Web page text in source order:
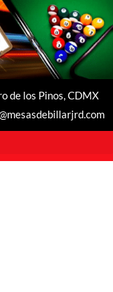
de los Pinos, CDMX